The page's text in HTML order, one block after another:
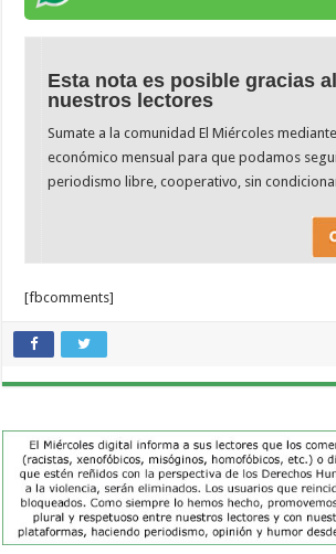
Esta nota es posible gracias
nuestros lectores
Sumate a la comunidad El Miércoles
económico mensual para que podamos
periodismo libre, cooperativo, sin
[fbcomments]